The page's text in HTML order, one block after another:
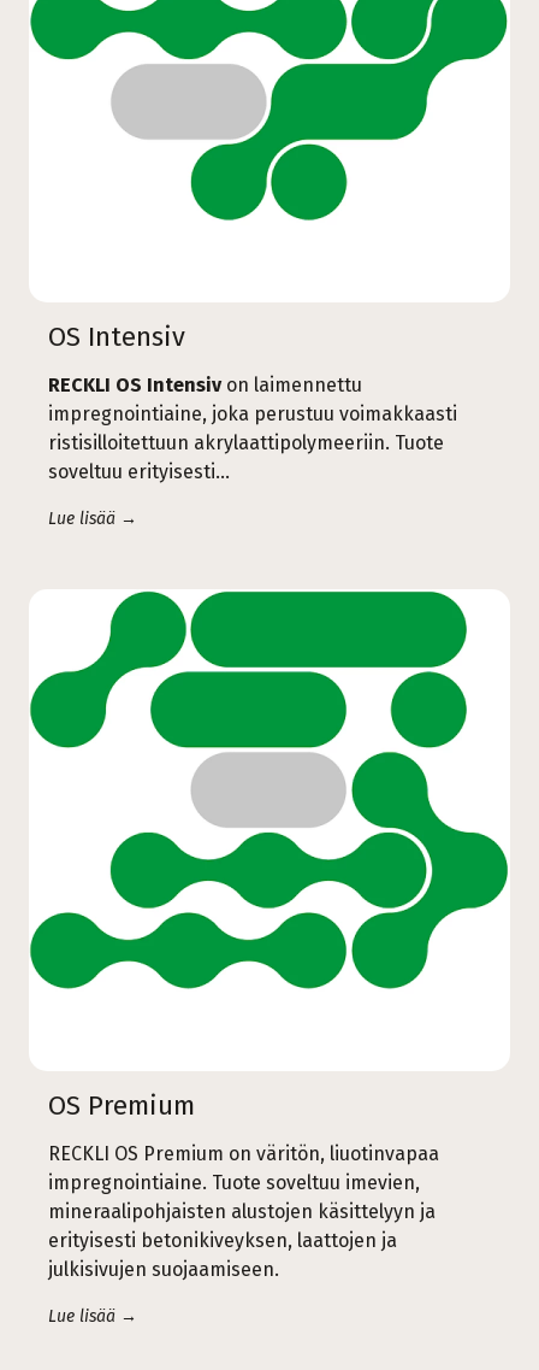
OS Intensiv
RECKLI OS Intensivon laimennettu
impregnointiaine, joka perustuu voimakkaasti
ristisilloitettuun akrylaattipolymeeriin. Tuote
soveltuu erityisesti...
Lue lisää →
OS Premium
RECKLI OS Premium on väritön, liuotinvapaa
impregnointiaine. Tuote soveltuu imevien,
mineraalipohjaisten alustojen käsittelyyn ja
erityisesti betonikiveyksen, laattojen ja
julkisivujen suojaamiseen.
Lue lisää →